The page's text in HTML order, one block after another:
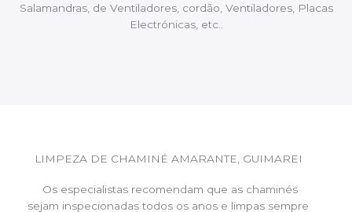
Salamandras, de Ventiladores, cordão, Ventiladores, Placas
Electrónicas, etc..
LIMPEZA DE CHAMINÉ AMARANTE, GUIMAREI
Os especialistas recomendam que as chaminés
sejam inspecionadas todos os anos e limpas sempre